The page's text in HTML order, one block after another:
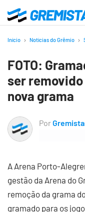
para
principal
Gremistas
Início Notícias do Grêmio
FOTO:
ser
nova grama
Por
A Arena Porto-
gestão da Arena do
remoção da grama
gramado para os